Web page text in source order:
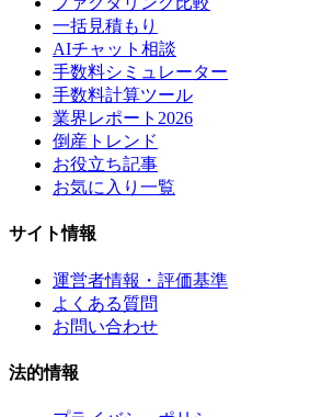
一括見積もり
AIチャット相談
手数料シミュレーター
手数料計算ツール
業界レポート2026
倒産トレンド
お役立ち記事
お気に入り一覧
サイト情報
運営者情報・評価基準
よくある質問
お問い合わせ
法的情報